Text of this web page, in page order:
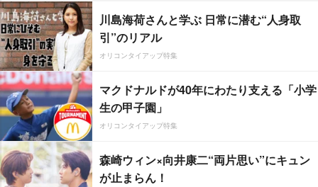
川島海荷さんと学ぶ 日常に潜む“人身取
引”のリアル
オリコンタイアップ特集
マクドナルドが40年にわたり支える「小学
生の甲子園」
オリコンタイアップ特集
森崎ウィン×向井康二“両片思い”にキュン
が止まらん！